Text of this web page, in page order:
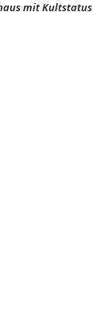
mit Kultstatus